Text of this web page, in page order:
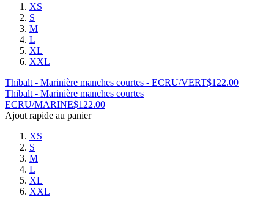
XS
S
M
L
XL
XXL
Thibalt - Marinière manches courtes - ECRU/VERT$122.00
Thibalt - Marinière manches courtes
ECRU/MARINE$122.00
Ajout rapide au panier
XS
S
M
L
XL
XXL